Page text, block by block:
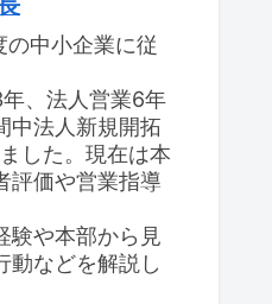
中小企業に従
、法人営業6年
中法人新規開拓
した。現在は本
評価や営業指導
験や本部から見
動などを解説し